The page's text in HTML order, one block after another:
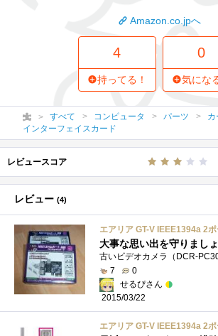
Amazon.co.jpへ
4
持ってる！
0
気にな
すべて コンピュータ パーツ カ
インターフェイスカード
レビュースコア
レビュー (4)
大事な思い出を守りましょ
7
0
せるぴさん
2015/03/22